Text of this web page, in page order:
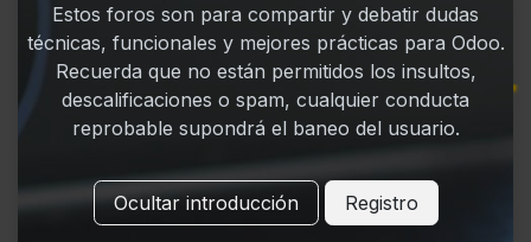
Estos foros son para compartir y debatir dudas
técnicas, funcionales y mejores prácticas para Odoo.
Recuerda que no están permitidos los insultos,
descalificaciones o spam, cualquier conducta
reprobable supondrá el baneo del usuario.
Ocultar introducción Registro